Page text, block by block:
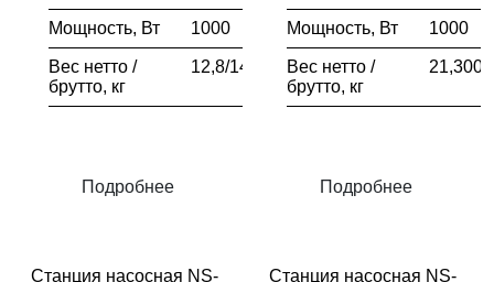
Мощность, Вт 1000
Вес нетто /
брутто, кг
12,8/14
Подробнее
Станция насосная NS-
Мощность, Вт 1000
Вес нетто /
брутто, кг
21,300/
Подробнее
Станция насосная NS-